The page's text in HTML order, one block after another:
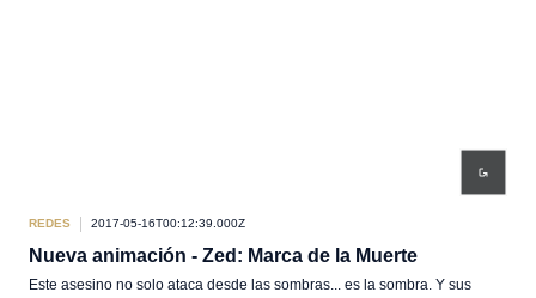
REDES 2017-05-16T00:12:39.000Z
Nueva animación - Zed: Marca de la Muerte
Este asesino no solo ataca desde las sombras... es la sombra. Y sus